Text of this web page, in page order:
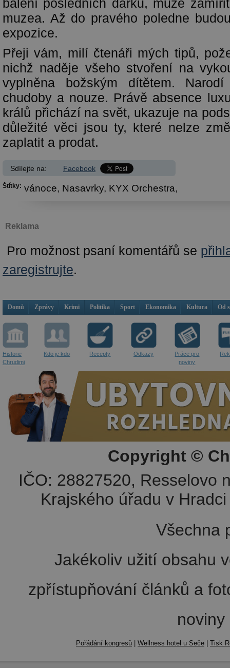
balení posledních dárků, může
muzea. Až do pravého poledne
expozice.
Přeji vám, milí čtenáři mých tipů,
nichž naděje všeho stvoření na
vyplněna božským dítětem.
chudoby a nouze. Právě absence
králů přichází na svět, ukazuje na
důležité věci jsou ty, které nelze
zaplatit a prodat.
Sdílejte na: Facebook
Štítky: vánoce, Nasavrky, KYX Orchestra,
Reklama
Pro možnost psaní komentářů se
zaregistrujte.
Domů Zprávy Krimi Politika Sport Ekonomika Kultura Od
Historie
Chrudimi
Kdo je kdo Recepty Odkazy
Práce pro
noviny
Copyright ©
IČO: 28827520, Resselovo
Krajského úřadu v
Všechna
Jakékoliv užití obsahu
zpřístupňování článků a
Pořádání kongresů Wellness hotel u Seče Tisk